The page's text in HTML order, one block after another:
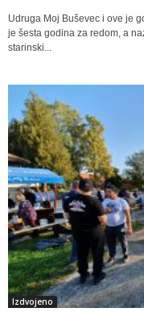
Udruga Moj Buševec i ove je
je šesta godina za redom, a
starinski...
Izdvojeno